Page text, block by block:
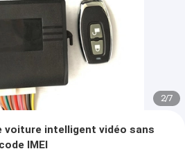
2/7
voiture intelligent vidéo sans
IMEI